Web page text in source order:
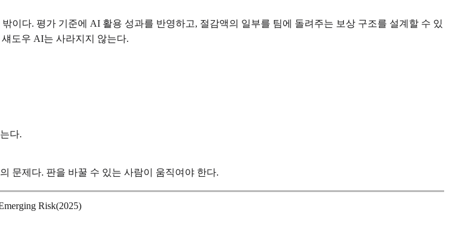
이다. 평가 기준에 AI 활용 성과를 반영하고, 절감액의 일부를 팀에 돌려주는 보상 구조를 설계할 수 있
도우 AI는 사라지지 않는다.
다.
문제다. 판을 바꿀 수 있는 사람이 움직여야 한다.
Risk(2025)